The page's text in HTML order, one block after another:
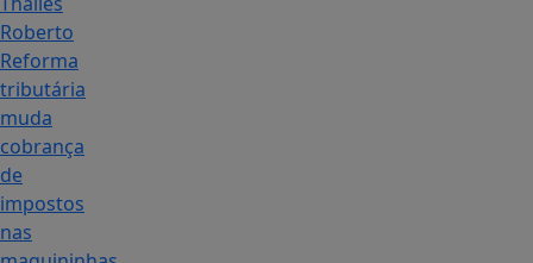
Roberto
Reforma
tributária
muda
cobrança
de
impostos
nas